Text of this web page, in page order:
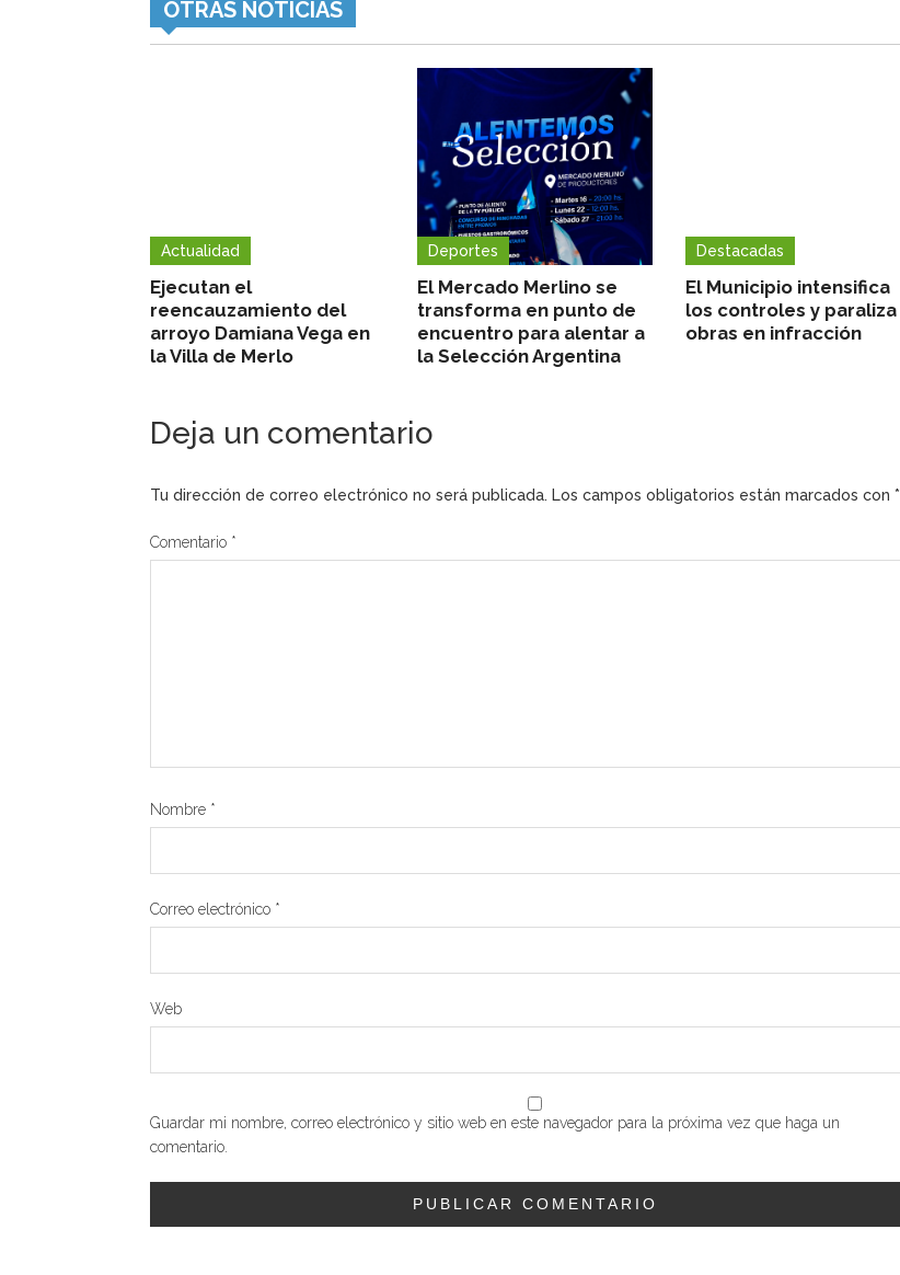
OTRAS NOTICIAS
Actualidad
Ejecutan el
reencauzamiento del
arroyo Damiana Vega en
la Villa de Merlo
Deportes
El Mercado Merlino se
transforma en punto de
encuentro para alentar a
la Selección Argentina
Destacadas
El Municipio intensifica
los controles y paraliza
obras en infracción
Deja un comentario
Tu dirección de correo electrónico no será publicada. Los campos obligatorios están marcados con *
Comentario *
Nombre *
Correo electrónico *
Web
Guardar mi nombre, correo electrónico y sitio web en este navegador para la próxima vez que haga un
comentario.